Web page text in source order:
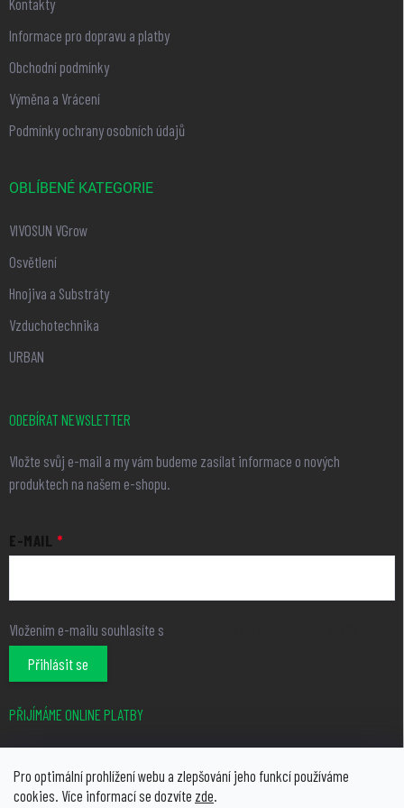
Pro optimální prohlížení webu a zlepšování jeho funkcí používáme
cookies. Více informací se dozvíte zde.
Kontakty
Informace pro dopravu a platby
Obchodní podmínky
Výměna a Vrácení
Podmínky ochrany osobních údajů
OBLÍBENÉ KATEGORIE
VIVOSUN VGrow
Osvětlení
Hnojiva a Substráty
Vzduchotechnika
URBAN
ODEBÍRAT NEWSLETTER
Vložte svůj e-mail a my vám budeme zasílat informace o nových
produktech na našem e-shopu.
E-MAIL
Vložením e-mailu souhlasíte s
Přihlásit se
PŘIJÍMÁME ONLINE PLATBY